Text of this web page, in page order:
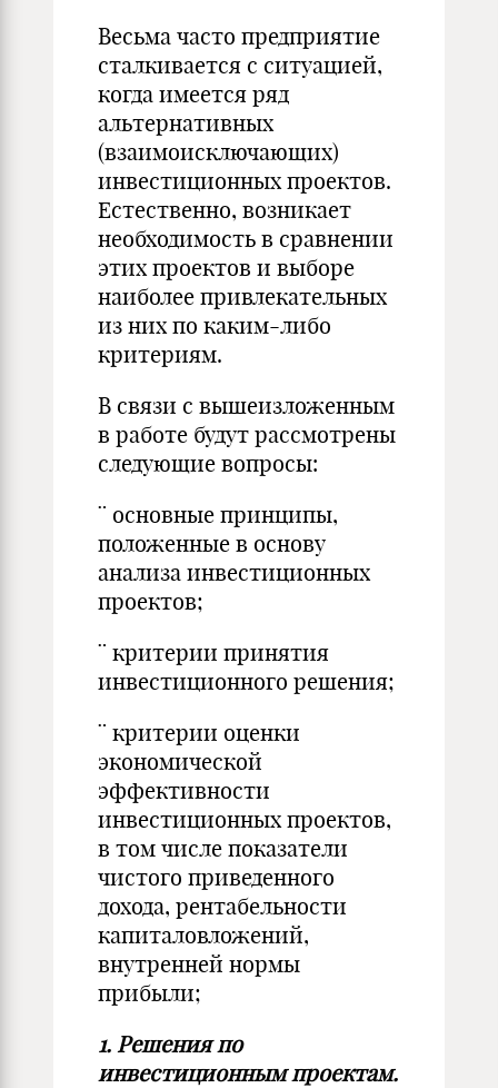
Весьма часто предприятие
сталкивается с ситуацией,
когда имеется ряд
альтернативных
(взаимоисключающих)
инвестиционных проектов.
Естественно, возникает
необходимость в сравнении
этих проектов и выборе
наиболее привлекательных
из них по каким-либо
критериям.
В связи с вышеизложенным
в работе будут рассмотрены
следующие вопросы:
¨ основные принципы,
положенные в основу
анализа инвестиционных
проектов;
¨ критерии принятия
инвестиционного решения;
¨ критерии оценки
экономической
эффективности
инвестиционных проектов,
в том числе показатели
чистого приведенного
дохода, рентабельности
капиталовложений,
внутренней нормы
прибыли;
1. Решения по
инвестиционным проектам.